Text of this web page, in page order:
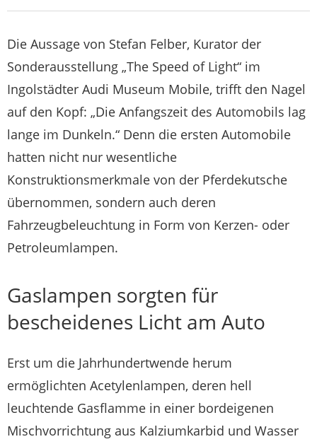
Die Aussage von Stefan Felber, Kurator der
Sonderausstellung „The Speed of Light“ im
Ingolstädter Audi Museum Mobile, trifft den Nagel
auf den Kopf: „Die Anfangszeit des Automobils lag
lange im Dunkeln.“ Denn die ersten Automobile
hatten nicht nur wesentliche
Konstruktionsmerkmale von der Pferdekutsche
übernommen, sondern auch deren
Fahrzeugbeleuchtung in Form von Kerzen- oder
Petroleumlampen.
Gaslampen sorgten für
bescheidenes Licht am Auto
Erst um die Jahrhundertwende herum
ermöglichten Acetylenlampen, deren hell
leuchtende Gasflamme in einer bordeigenen
Mischvorrichtung aus Kalziumkarbid und Wasser